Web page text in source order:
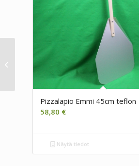
Pizzalapio Emmi 45cm teflon
58,80 €
Näytä tiedot
Pizzalapio Emmi 32cm